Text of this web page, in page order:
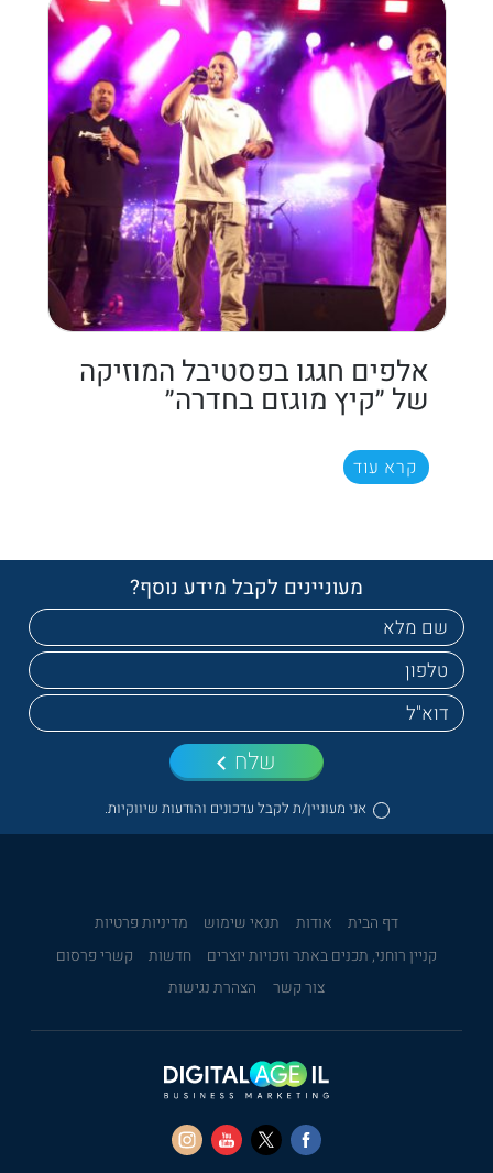
אלפים חגגו בפסטיבל המוזיקה
של ״קיץ מוגזם בחדרה״
קרא עוד
מעוניינים לקבל מידע נוסף?
אני מעוניין/ת לקבל עדכונים והודעות שיווקיות.
שלח
דף הבית אודות תנאי שימוש
מדיניות פרטיות
קניין רוחני, תכנים באתר וזכויות יוצרים
חדשות
קשרי פרסום
צור קשר
הצהרת נגישות